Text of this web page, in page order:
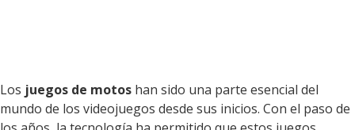
Los juegos de motos han sido una parte esencial del
mundo de los videojuegos desde sus inicios. Con el paso de